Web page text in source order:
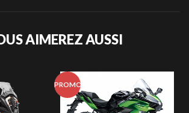
AIMEREZ AUSSI
PROMO